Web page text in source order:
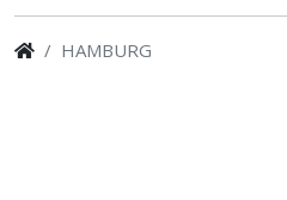
HAMBURG